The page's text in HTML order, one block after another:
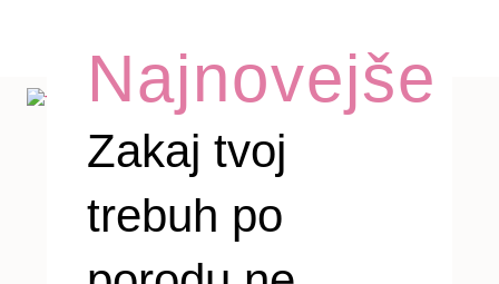
Najnovejše
Zakaj tvoj
trebuh po